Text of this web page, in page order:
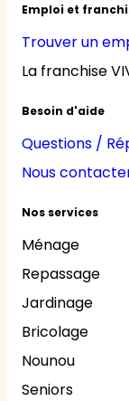
Emploi et
Trouver un
La franchise
Besoin d'aide
Questions /
Nous
Nos services
Ménage
Repassage
Jardinage
Bricolage
Nounou
Seniors